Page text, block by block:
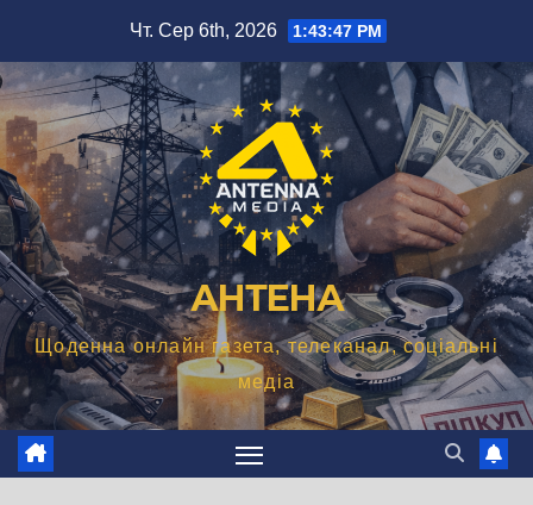
вмісту
Чт. Сер 6th, 2026 1:43:48 PM
АНТЕНА
Щоденна онлайн газета, телеканал, соціальні
медіа